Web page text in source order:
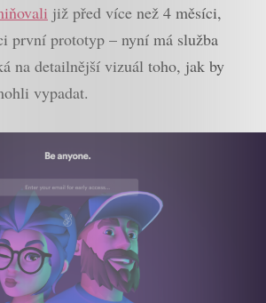
již před více než 4 měsíci,
první prototyp – nyní má služba
na detailnější vizuál toho, jak by
vypadat.